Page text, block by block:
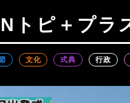
トピ＋プラ
文化 式典 行政